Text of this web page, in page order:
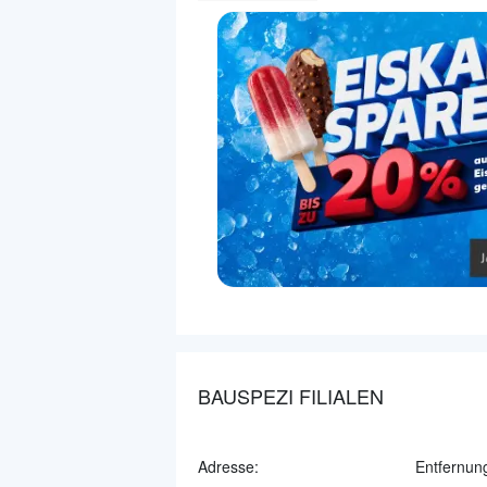
BAUSPEZI FILIALEN
Adresse: